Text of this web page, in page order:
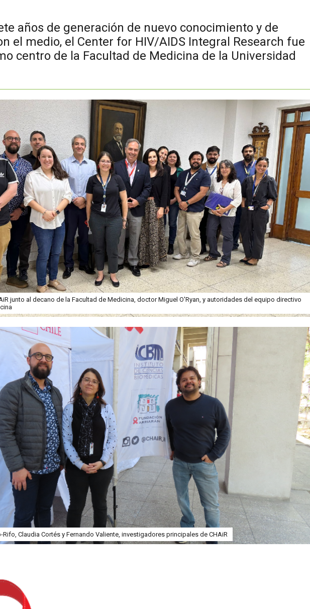
años de generación de nuevo conocimiento y de
el medio, el Center for HIV/AIDS Integral Research fue
centro de la Facultad de Medicina de la Universidad
junto al decano de la Facultad de Medicina, doctor Miguel O'Ryan, y autoridades del equipo directivo
Claudia Cortés y Fernando Valiente, investigadores principales de CHAiR